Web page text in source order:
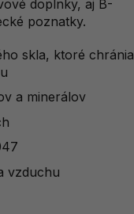
doplnky, aj B-
poznatky.
skla, ktoré chránia
a minerálov
vzduchu